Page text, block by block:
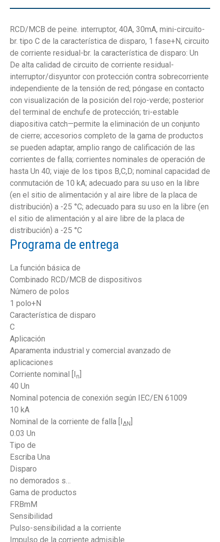
RCD/MCB de peine. interruptor, 40A, 30mA, mini-circuito-
br. tipo C de la característica de disparo, 1 fase+N, circuito
de corriente residual-br. la característica de disparo: Un
De alta calidad de circuito de corriente residual-
interruptor/disyuntor con protección contra sobrecorriente
independiente de la tensión de red; póngase en contacto
con visualización de la posición del rojo-verde; posterior
del terminal de enchufe de protección; tri-estable
diapositiva catch—permite la eliminación de un conjunto
de cierre; accesorios completo de la gama de productos
se pueden adaptar, amplio rango de calificación de las
corrientes de falla; corrientes nominales de operación de
hasta Un 40; viaje de los tipos B,C,D; nominal capacidad de
conmutación de 10 kA; adecuado para su uso en la libre
(en el sitio de alimentación y al aire libre de la placa de
distribución) a -25 °C; adecuado para su uso en la libre (en
el sitio de alimentación y al aire libre de la placa de
distribución) a -25 °C
Programa de entrega
La función básica de
Combinado RCD/MCB de dispositivos
Número de polos
1 polo+N
Característica de disparo
C
Aplicación
Aparamenta industrial y comercial avanzado de
aplicaciones
Corriente nominal [I n
40 Un
Nominal potencia de conexión según IEC/EN 61009
10 kA
Nominal de la corriente de falla [IΔN
0.03 Un
Tipo de
Escriba Una
Disparo
no demorados s…
Gama de productos
FRBmM
Sensibilidad
Pulso-sensibilidad a la corriente
Impulso de la corriente admisible